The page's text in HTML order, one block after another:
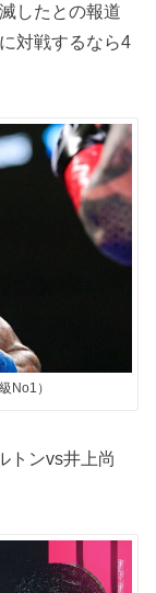
したとの報道
対戦するなら4
No1）
トンvs井上尚